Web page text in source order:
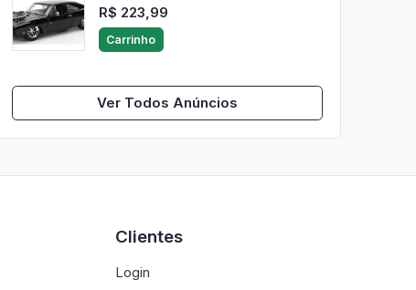
R$ 223,99
Carrinho
Ver Todos Anúncios
Clientes
Login